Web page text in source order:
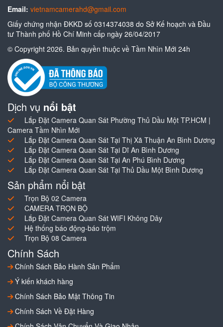
Email: vietnamcamerahd@gmail.com
Giấy chứng nhận ĐKKD số 0314374038 do Sở Kế hoạch và Đầu
tư Thành phố Hồ Chí Minh cấp ngày 26/04/2017
© Copyright 2026. Bản quyền thuộc về Tầm Nhìn Mới 24h
Dịch vụ nổi bật
Lắp Đặt Camera Quan Sát Phường Thủ Dầu Một TP.HCM |
Camera Tầm Nhìn Mới
Lắp Đặt Camera Quan Sát Tại Thị Xã Thuận An Bình Dương
Lắp Đặt Camera Quan Sát Tại Dĩ An Bình Dương
Lắp Đặt Camera Quan Sát Tại An Phú Bình Dương
Lắp Đặt Camera Quan Sát Tại Thủ Dầu Một Bình Dương
Sản phẩm nổi bật
Trọn Bộ 02 Camera
CAMERA TRỌN BỘ
Lắp Đặt Camera Quan Sát WIFI Không Dây
Hệ thống báo động-báo trộm
Trọn Bộ 08 Camera
Chính Sách
Chính Sách Bảo Hành Sản Phẩm
Ý kiến khách hàng
Chính Sách Bảo Mật Thông Tin
Chính Sách Về Đặt Hàng